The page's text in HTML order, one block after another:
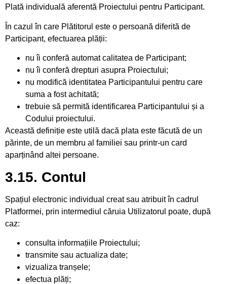
Plată individuală aferentă Proiectului pentru Participant.
În cazul în care Plătitorul este o persoană diferită de
Participant, efectuarea plății:
nu îi conferă automat calitatea de Participant;
nu îi conferă drepturi asupra Proiectului;
nu modifică identitatea Participantului pentru care
suma a fost achitată;
trebuie să permită identificarea Participantului și a
Codului proiectului.
Această definiție este utilă dacă plata este făcută de un
părinte, de un membru al familiei sau printr-un card
aparținând altei persoane.
3.15. Contul
Spațiul electronic individual creat sau atribuit în cadrul
Platformei, prin intermediul căruia Utilizatorul poate, după
caz:
consulta informațiile Proiectului;
transmite sau actualiza date;
vizualiza tranșele;
efectua plăți;